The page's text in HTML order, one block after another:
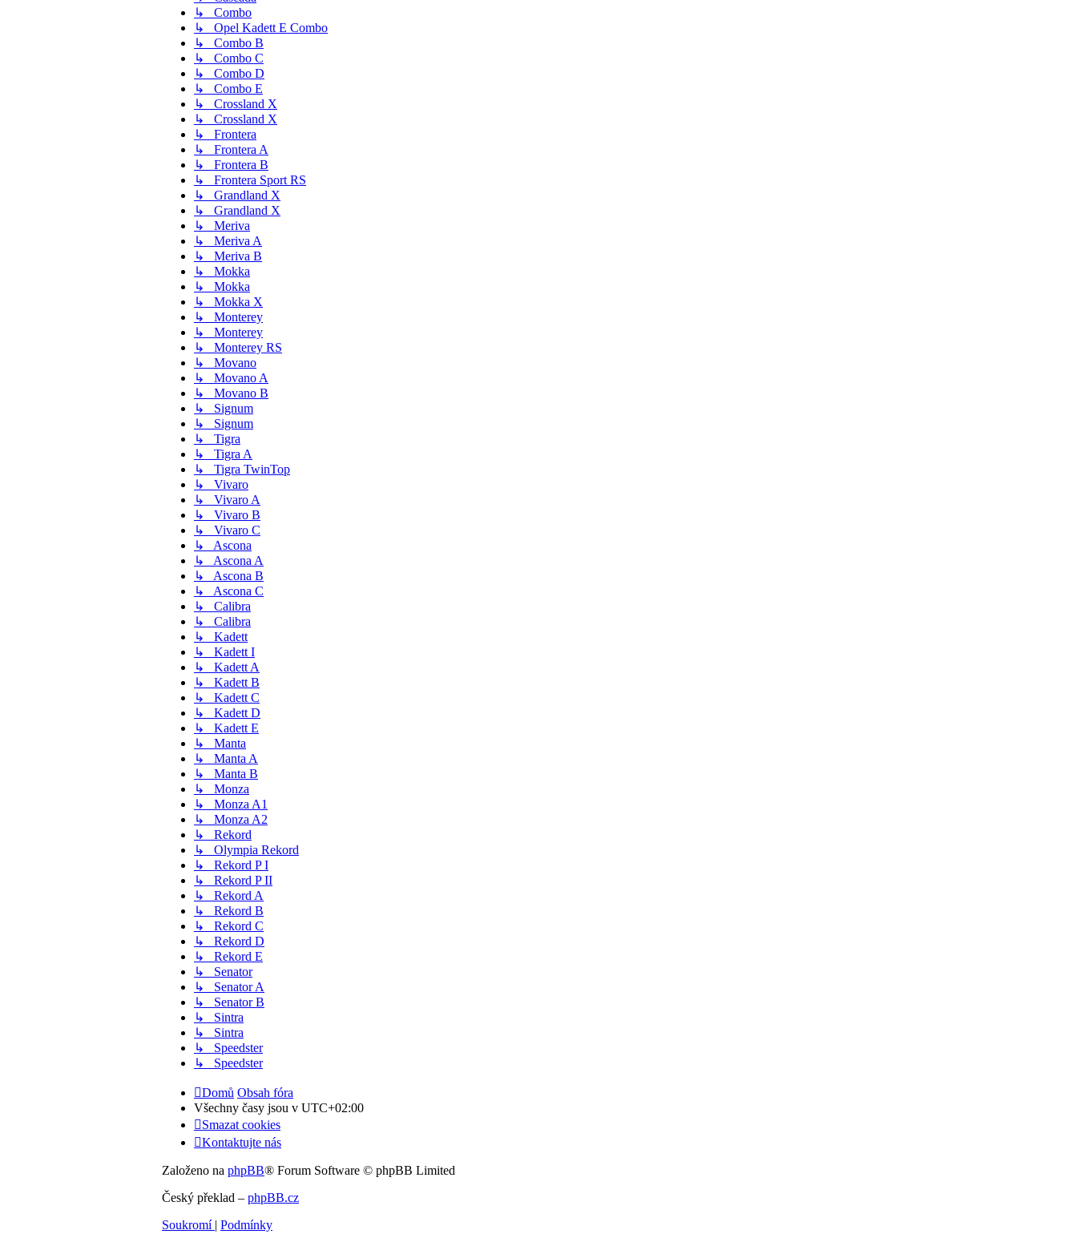
↳ Combo
↳ Opel Kadett E Combo
↳ Combo B
↳ Combo C
↳ Combo D
↳ Combo E
↳ Crossland X
↳ Crossland X
↳ Frontera
↳ Frontera A
↳ Frontera B
↳ Frontera Sport RS
↳ Grandland X
↳ Grandland X
↳ Meriva
↳ Meriva A
↳ Meriva B
↳ Mokka
↳ Mokka
↳ Mokka X
↳ Monterey
↳ Monterey
↳ Monterey RS
↳ Movano
↳ Movano A
↳ Movano B
↳ Signum
↳ Signum
↳ Tigra
↳ Tigra A
↳ Tigra TwinTop
↳ Vivaro
↳ Vivaro A
↳ Vivaro B
↳ Vivaro C
↳ Ascona
↳ Ascona A
↳ Ascona B
↳ Ascona C
↳ Calibra
↳ Calibra
↳ Kadett
↳ Kadett I
↳ Kadett A
↳ Kadett B
↳ Kadett C
↳ Kadett D
↳ Kadett E
↳ Manta
↳ Manta A
↳ Manta B
↳ Monza
↳ Monza A1
↳ Monza A2
↳ Rekord
↳ Olympia Rekord
↳ Rekord P I
↳ Rekord P II
↳ Rekord A
↳ Rekord B
↳ Rekord C
↳ Rekord D
↳ Rekord E
↳ Senator
↳ Senator A
↳ Senator B
↳ Sintra
↳ Sintra
↳ Speedster
↳ Speedster
Domů Obsah fóra
Všechny časy jsou v UTC+02:00
Smazat cookies
Kontaktujte nás
Založeno na phpBB® Forum Software © phpBB Limited
Český překlad – phpBB.cz
Soukromí | Podmínky